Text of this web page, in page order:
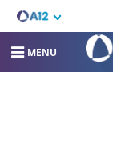
MENU